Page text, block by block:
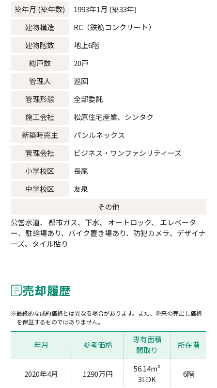
築年月 (築年数)
1993年1月 (築33年)
建物構造
RC（鉄筋コンクリート）
建物階数
地上6階
総戸数
20戸
管理人
巡回
管理形態
全部委託
施工会社
松原住宅産業、シンタク
新築時売主
パンルネックス
管理会社
ビジネス・ワンファシリティーズ
小学校区
長尾
中学校区
友泉
その他
公営水道、 都市ガス、下水、 オートロック、 エレベータ
ー、駐輪場あり、バイク置き場あり、防犯カメラ、デザイナ
ーズ、タイル貼り
売却履歴
最終的な成約価格とは異なる場合があります。また、将来の売出し価格
を保証するものではありません。
年月 参考価格
専有面積
間取り
所在階
2020年4月 1290万円
56.14m²
3LDK
6階